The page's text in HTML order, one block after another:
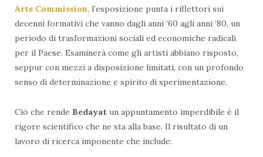
Arts Commission, l’esposizione punta i riflettori sui
decenni formativi che vanno dagli anni ’60 agli anni ’80, un
periodo di trasformazioni sociali ed economiche radicali
per il Paese. Esaminerà come gli artisti abbiano risposto,
seppur con mezzi a disposizione limitati, con un profondo
senso di determinazione e spirito di sperimentazione.
Ciò che rende Bedayat un appuntamento imperdibile è il
rigore scientifico che ne sta alla base. Il risultato di un
lavoro di ricerca imponente che include: